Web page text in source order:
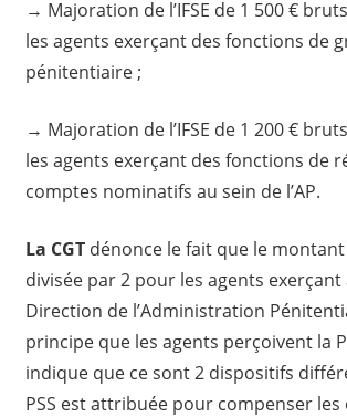
→ Majoration de l’IFSE de 1 500 €
les agents exerçant des fonctions de
pénitentiaire ;
→ Majoration de l’IFSE de 1 200 €
les agents exerçant des fonctions de
comptes nominatifs au sein de l’AP.
La CGTdénonce le fait que le montant
divisée par 2 pour les agents exerçant
Direction de l’Administration
principe que les agents perçoivent la
indique que ce sont 2 dispositifs
PSS est attribuée pour compenser